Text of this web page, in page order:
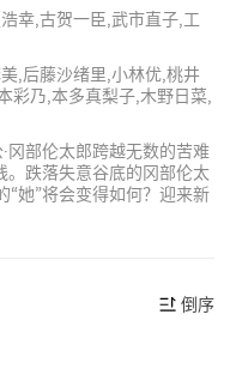
幸,古贺一臣,武市直子,工
,后藤沙绪里,小林优,桃井
彩乃,本多真梨子,木野日菜,
部伦太郎跨越无数的苦难
。跌落失意谷底的冈部伦太
“她”将会变得如何？迎来新
倒序